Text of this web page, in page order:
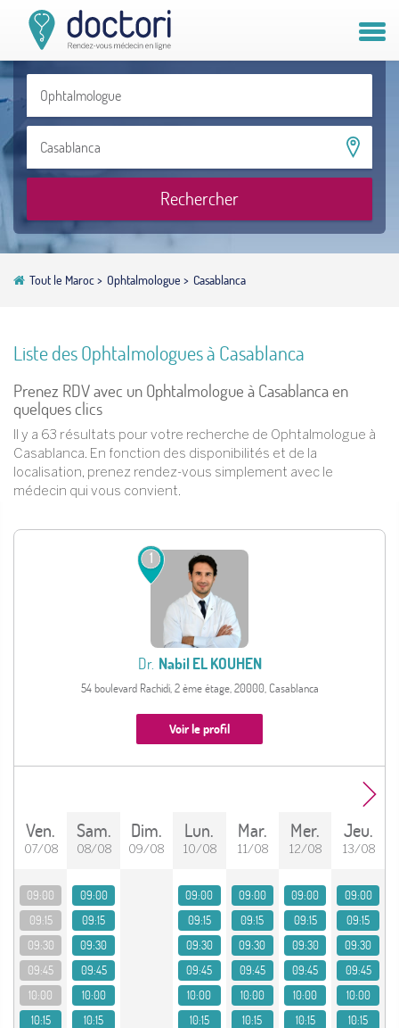
Compte patient
Compte médecin
Rechercher
Tout le Maroc> Ophtalmologue > Casablanca
Liste des Ophtalmologues à Casablanca
Prenez RDV avec un Ophtalmologue à Casablanca en
quelques clics
Il y a 63 résultats pour votre recherche de Ophtalmologue à
Casablanca. En fonction des disponibilités et de la
localisation, prenez rendez-vous simplement avec le
médecin qui vous convient.
1
Dr. Nabil EL KOUHEN
54 boulevard Rachidi, 2 ème étage, 20000, Casablanca
Voir le profil
ven.
07/08
sam.
08/08
dim.
09/08
lun.
10/08
mar.
11/08
mer.
12/08
jeu.
13/08
09:00
09:15
09:30
09:45
10:00
10:15
09:00
09:15
09:30
09:45
10:00
10:15
09:00
09:15
09:30
09:45
10:00
10:15
09:00
09:15
09:30
09:45
10:00
10:15
09:00
09:15
09:30
09:45
10:00
10:15
09:00
09:15
09:30
09:45
10:00
10:15